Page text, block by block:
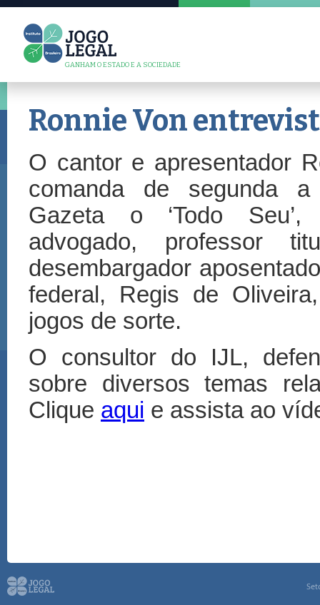
GANHAM O ESTADO E A SOCIEDADE
Ronnie Von
O cantor e apresentador
comanda de segunda
Gazeta o ‘Todo Seu’,
advogado, professor
desembargador
federal, Regis de
jogos de sorte.
O consultor do IJL,
sobre diversos temas
Clique aqui e assista ao